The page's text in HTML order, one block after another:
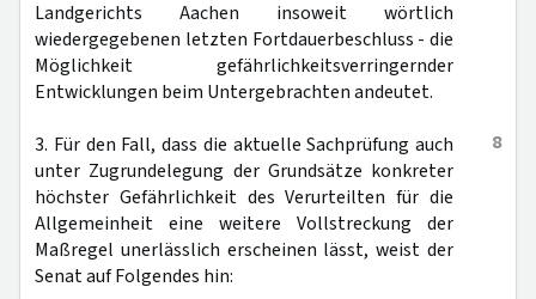
Landgerichts Aachen insoweit wörtlich
wiedergegebenen letzten Fortdauerbeschluss - die
Möglichkeit gefährlichkeitsverringernder
Entwicklungen beim Untergebrachten andeutet.
8
3. Für den Fall, dass die aktuelle Sachprüfung auch
unter Zugrundelegung der Grundsätze konkreter
höchster Gefährlichkeit des Verurteilten für die
Allgemeinheit eine weitere Vollstreckung der
Maßregel unerlässlich erscheinen lässt, weist der
Senat auf Folgendes hin: